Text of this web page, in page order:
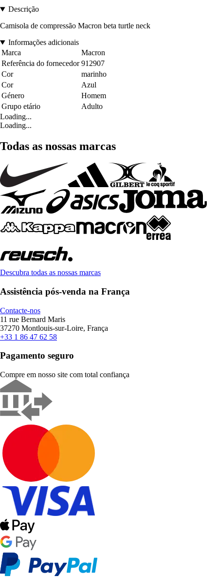
Descrição
Camisola de compressão Macron beta turtle neck
Informações adicionais
Marca
Macron
Referência do fornecedor 912907
Cor
marinho
Cor
Azul
Género
Homem
Grupo etário
Adulto
Loading...
Loading...
Todas as nossas marcas
Descubra todas as nossas marcas
Assistência pós-venda na França
Contacte-nos
11 rue Bernard Maris
37270 Montlouis-sur-Loire, França
+33 1 86 47 62 58
Pagamento seguro
Compre em nosso site com total confiança